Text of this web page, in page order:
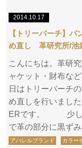
2014.10.17
【トリーバーチ】
め直し 革研究所/池
こんにちは。革研
ャケット・財布な
日はトリーバーチ
め直しを行いまし
ERです。 少しわ
で革の部分に黒ず
アパレルブランド カラー